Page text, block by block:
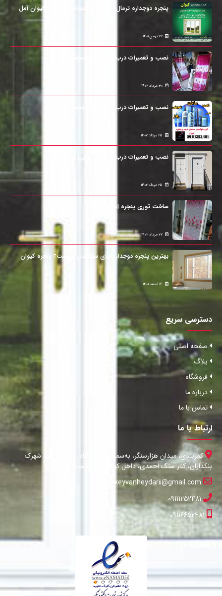
پنجره دوجداره ترمال , نرمال , اختصاصی | پنجره کیوان آمل
22 بهمن 1401
نصب و تعمیرات درب و پنجره در محمودآباد
30 مرداد 1402
نصب و تعمیرات درب و پنجره در چمستان
25 مرداد 1402
نصب و تعمیرات درب و پنجره یو پی وی سی آمل
25 مرداد 1402
ساخت توری پنجره آمل
22 مرداد 1402
بهترین پنجره دوجداره برای ساختمان چیست؟ پنجره کیوان
14 اسفند 1401
دسترسی سریع
صفحه اصلی
بلاگ
فروشگاه
درباره ما
تماس با ما
ارتباط با ما
کمربندی، میدان هزارسنگر، به‌سمت محمودآباد، 500 متر بعد شهرک
بنکداران، کنار سنگ احمدی، داخل کوچه، انتها سمت راست
keyvanheydarii@gmail.com
09111252481
09116652481